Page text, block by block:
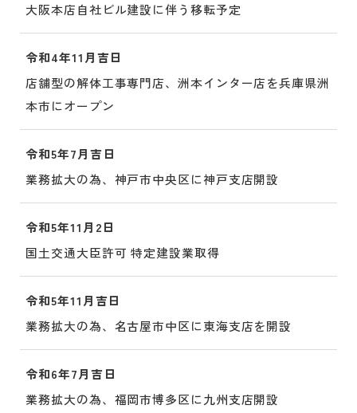
大阪本店自社ビル建設に伴う移転予定
令和4年11月吉日
店舗型の解体工事専門店、洲本インター店を兵庫県洲
本市にオープン
令和5年7月吉日
業務拡大の為、神戸市中央区に神戸支店開設
令和5年11月2日
国土交通大臣許可 特定建設業取得
令和5年11月吉日
業務拡大の為、名古屋市中区に東海支店を開設
令和6年7月吉日
業務拡大の為、福岡市博多区に九州支店開設